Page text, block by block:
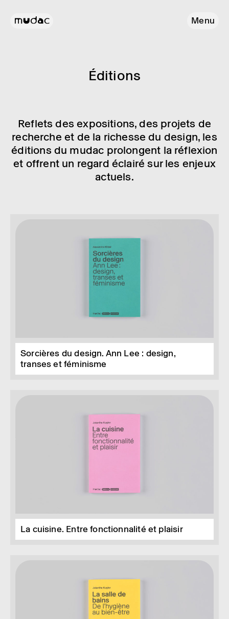
Menu
Éditions
Reflets des expo­si­tions, des projets de
recherche et de la richesse du design, les
éditions du mudac prolongent la réflexion
et offrent un regard éclairé sur les enjeux
actuels.
Sorcières du design. Ann Lee : design,
transes et féminisme
La cuisine. Entre fonctionnalité et plaisir